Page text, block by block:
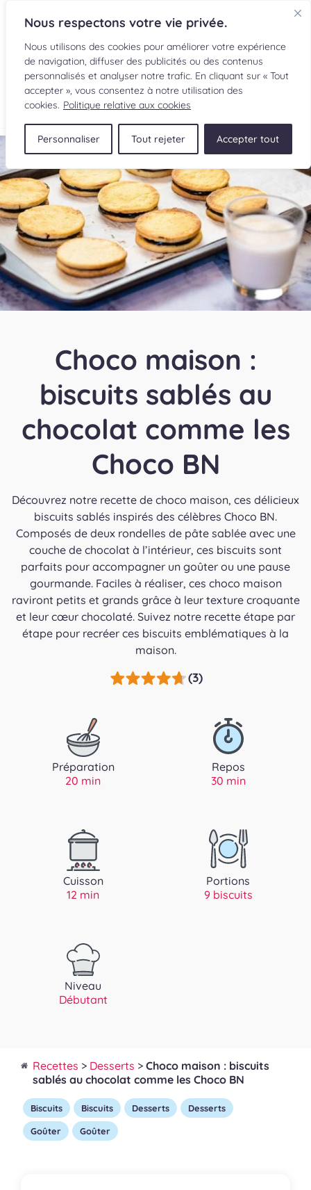
Nous respectons votre vie privée.
Nous utilisons des cookies pour améliorer votre expérience
de navigation, diffuser des publicités ou des contenus
personnalisés et analyser notre trafic. En cliquant sur « Tout
accepter », vous consentez à notre utilisation des
cookies. Politique relative aux cookies
Personnaliser Tout rejeter Accepter tout
EN
RECETTES
INGRÉDIENTS
LECTURES CULINAIRES
SOUMETTRE UNE RECETTE
BOUTIQUE
Choco maison :
biscuits sablés au
chocolat comme les
Choco BN
Découvrez notre recette de choco maison, ces délicieux
biscuits sablés inspirés des célèbres Choco BN.
Composés de deux rondelles de pâte sablée avec une
couche de chocolat à l’intérieur, ces biscuits sont
parfaits pour accompagner un goûter ou une pause
gourmande. Faciles à réaliser, ces choco maison
raviront petits et grands grâce à leur texture croquante
et leur cœur chocolaté. Suivez notre recette étape par
étape pour recréer ces biscuits emblématiques à la
maison.
(3)
Préparation
20 min
Repos
30 min
Cuisson
12 min
Portions
9 biscuits
Niveau
Débutant
Recettes > Desserts >Choco maison : biscuits
sablés au chocolat comme les Choco BN
Biscuits Biscuits Desserts Desserts
Goûter Goûter